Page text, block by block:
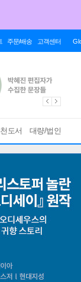
주문/배송 고객센터
도서 대량/법인